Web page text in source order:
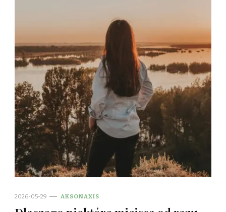
2026-05-29 AKSONAXIS